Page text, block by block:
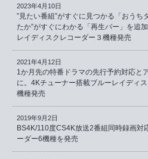
2023年4月10日
”見たい番組”がすぐに見つかる「おうち
たか”がすぐにわかる「再生バー」を追
レイディスクレコーダー３機種発売
2021年4月12日
1か月先の特番ドラマの先行予約対応と
に。4Kチューナー搭載ブルーレイディ
機種発売
2019年9月2日
BS4K/110度CS4K放送2番組同時録画
ーダー6機種を発売